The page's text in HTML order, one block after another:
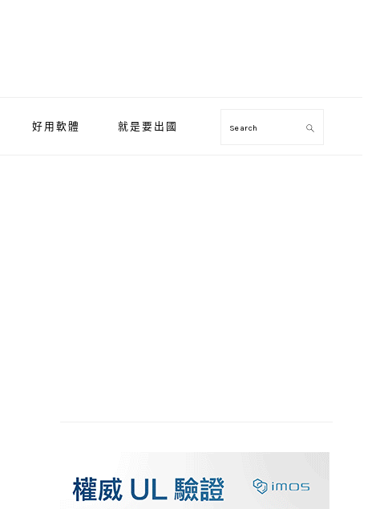
好用軟體 就是要出國 Search